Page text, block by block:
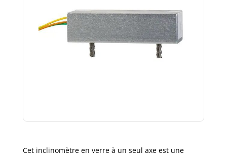
Cet inclinomètre en verre à un seul axe est une